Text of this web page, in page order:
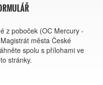
z poboček (OC Mercury -
města České
spolu s přílohami ve
stránky.